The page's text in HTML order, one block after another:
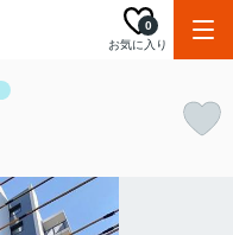
お気に入り
0